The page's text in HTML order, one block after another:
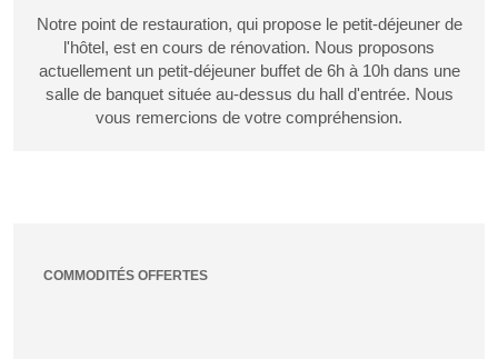
Notre point de restauration, qui propose le petit-déjeuner de
l'hôtel, est en cours de rénovation. Nous proposons
actuellement un petit-déjeuner buffet de 6h à 10h dans une
salle de banquet située au-dessus du hall d'entrée. Nous
vous remercions de votre compréhension.
COMMODITÉS OFFERTES